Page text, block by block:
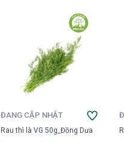
ĐANG CẬP NHẬT
Rau thì là VG 50g_Đồng Dưa